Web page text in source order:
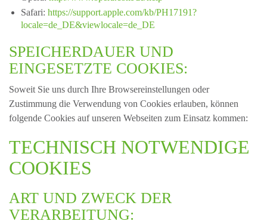
Safari: https://support.apple.com/kb/PH17191?
locale=de_DE&viewlocale=de_DE
SPEICHERDAUER UND
EINGESETZTE COOKIES:
Soweit Sie uns durch Ihre Browsereinstellungen oder
Zustimmung die Verwendung von Cookies erlauben, können
folgende Cookies auf unseren Webseiten zum Einsatz kommen:
TECHNISCH NOTWENDIGE
COOKIES
ART UND ZWECK DER
VERARBEITUNG: